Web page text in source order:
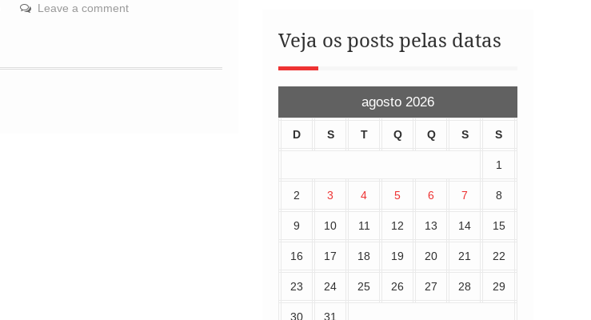
Leave a comment
Veja os posts pelas datas
agosto 2026
D S T Q Q S S
1
2 3 4 5 6 7 8
9 10 11 12 13 14 15
16 17 18 19 20 21 22
23 24 25 26 27 28 29
30 31